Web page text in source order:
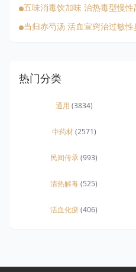
五味消毒饮加味 治热毒型慢性
当归赤芍汤 活血宣窍治过敏性
热门分类
通用 (3834)
中药材(2571)
民间传承(993)
清热解毒(525)
活血化瘀(406)